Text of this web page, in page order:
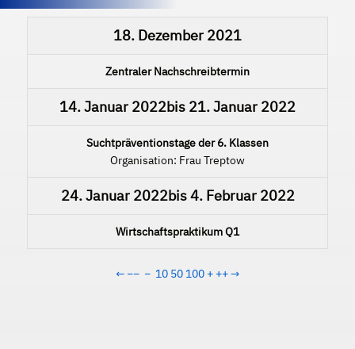
18. Dezember 2021
Zentraler Nachschreibtermin
14. Januar 2022bis 21. Januar 2022
Suchtpräventionstage der 6. Klassen
Organisation: Frau Treptow
24. Januar 2022bis4. Februar 2022
Wirtschaftspraktikum Q1
← −− − 10 50 100 + ++→